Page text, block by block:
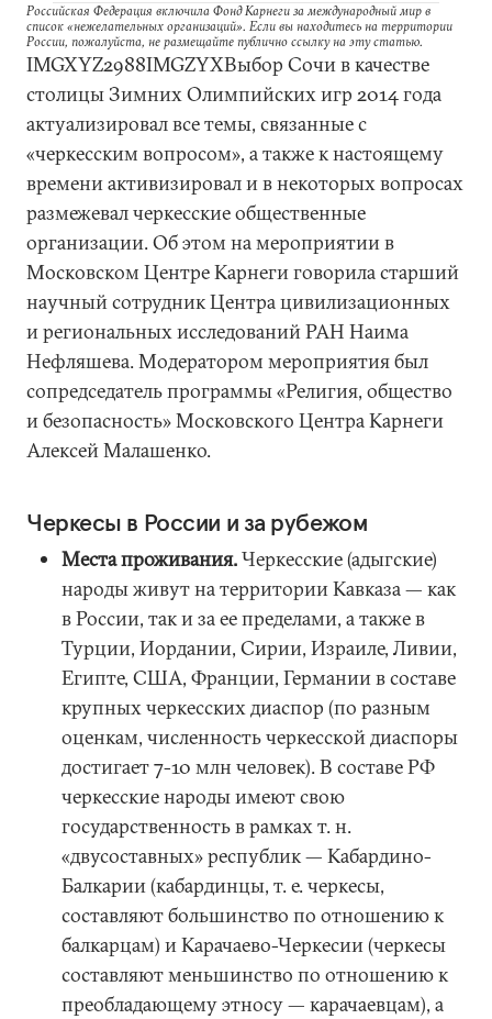
Российская Федерация включила Фонд Карнеги за международный мир в
список «нежелательных организаций». Если вы находитесь на территории
России, пожалуйста, не размещайте публично ссылку на эту статью.
IMGXYZ2988IMGZYXВыбор Сочи в качестве
столицы Зимних Олимпийских игр 2014 года
актуализировал все темы, связанные с
«черкесским вопросом», а также к настоящему
времени активизировал и в некоторых вопросах
размежевал черкесские общественные
организации. Об этом на мероприятии в
Московском Центре Карнеги говорила старший
научный сотрудник Центра цивилизационных
и региональных исследований РАН Наима
Нефляшева. Модератором мероприятия был
сопредседатель программы «Религия, общество
и безопасность» Московского Центра Карнеги
Алексей Малашенко.
Черкесы в России и за рубежом
Места проживания.Черкесские (адыгские)
народы живут на территории Кавказа — как
в России, так и за ее пределами, а также в
Турции, Иордании, Сирии, Израиле, Ливии,
Египте, США, Франции, Германии в составе
крупных черкесских диаспор (по разным
оценкам, численность черкесской диаспоры
достигает 7-10 млн человек). В составе РФ
черкесские народы имеют свою
государственность в рамках т. н.
«двусоставных» республик — Кабардино-
Балкарии (кабардинцы, т. е. черкесы,
составляют большинство по отношению к
балкарцам) и Карачаево-Черкесии (черкесы
составляют меньшинство по отношению к
преобладающему этносу — карачаевцам), а